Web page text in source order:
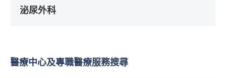
泌尿外科
醫療中心及專職醫療服務搜尋